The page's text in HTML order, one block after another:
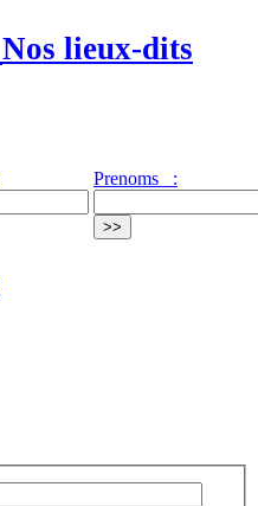
Nos lieux-dits
Prenoms :